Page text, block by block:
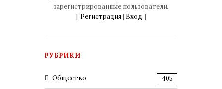
зарегистрированные пользователи.
[ Регистрация| Вход ]
РУБРИКИ
Общество 405